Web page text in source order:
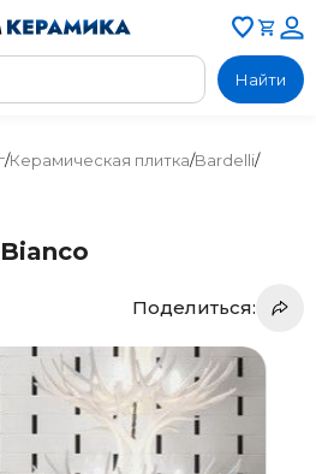
Найти
/Керамическая плитка/Bardelli/
Поделиться: